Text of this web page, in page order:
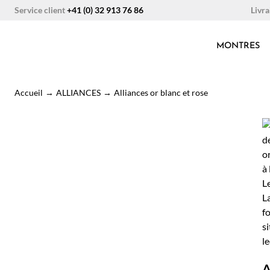
AllerService client+41 (0) 32 913 76 86
MONTRES
Accueil → ALLIANCES → Alliances or blanc et rose